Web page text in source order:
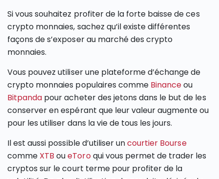
Si vous souhaitez profiter de la forte baisse de ces
crypto monnaies, sachez qu’il existe différentes
façons de s’exposer au marché des crypto
monnaies.
Vous pouvez utiliser une plateforme d’échange de
crypto monnaies populaires comme Binanceou
Bitpanda pour acheter des jetons dans le but de les
conserver en espérant que leur valeur augmente ou
pour les utiliser dans la vie de tous les jours.
Il est aussi possible d’utiliser uncourtier Bourse
comme XTB oueToroqui vous permet de trader les
cryptos sur le court terme pour profiter de la